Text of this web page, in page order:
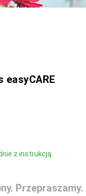
z instrukcją
Przepraszamy.